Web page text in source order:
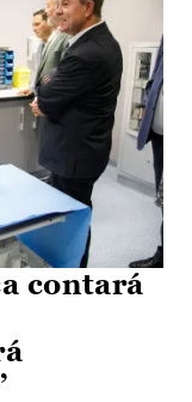
contará